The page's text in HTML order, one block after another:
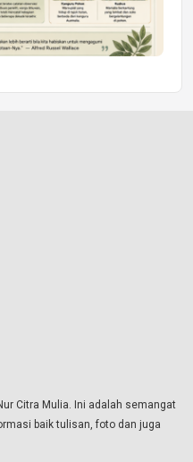
Citra Mulia. Ini adalah semangat
baik tulisan, foto dan juga